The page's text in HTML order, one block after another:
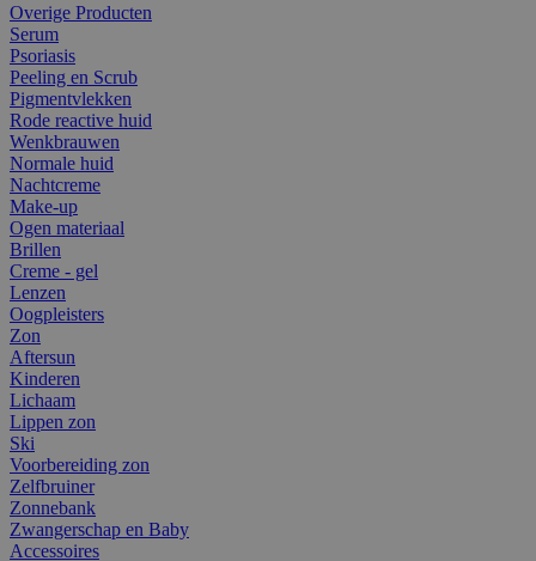
Overige Producten
Serum
Psoriasis
Peeling en Scrub
Pigmentvlekken
Rode reactive huid
Wenkbrauwen
Normale huid
Nachtcreme
Make-up
Ogen materiaal
Brillen
Creme - gel
Lenzen
Oogpleisters
Zon
Aftersun
Kinderen
Lichaam
Lippen zon
Ski
Voorbereiding zon
Zelfbruiner
Zonnebank
Zwangerschap en Baby
Accessoires